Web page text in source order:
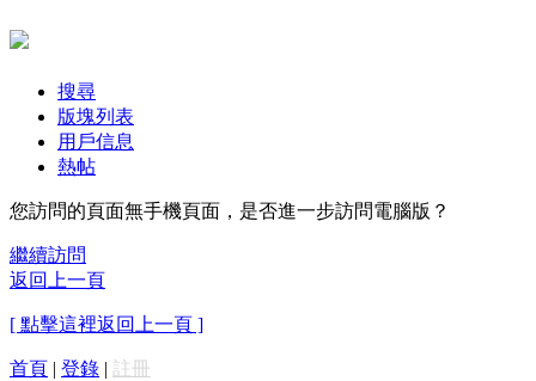
搜尋
版塊列表
用戶信息
熱帖
您訪問的頁面無手機頁面，是否進一步訪問電腦版？
繼續訪問
返回上一頁
[ 點擊這裡返回上一頁 ]
首頁 | 登錄 | 註冊